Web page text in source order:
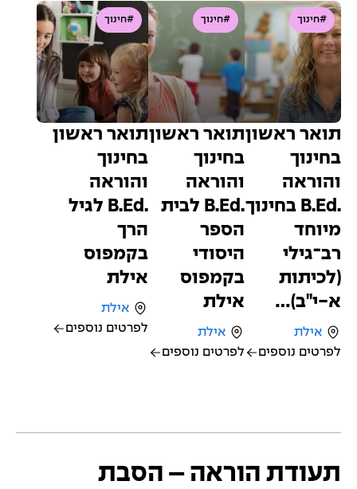
#חינוך
תואר ראשון
בחינוך
והוראה
.B.Ed בחינוך
מיוחד
רב־גילי
(לכיתות
א-י"ב)…
אילת
לפרטים נוספים
#חינוך
תואר ראשון
בחינוך
והוראה
.B.Ed לבית
הספר
היסודי
בקמפוס
אילת
אילת
לפרטים נוספים
#חינוך
תואר ראשון
בחינוך
והוראה
.B.Ed לגיל
הרך
בקמפוס
אילת
אילת
לפרטים נוספים
תעודת הוראה – הסבת